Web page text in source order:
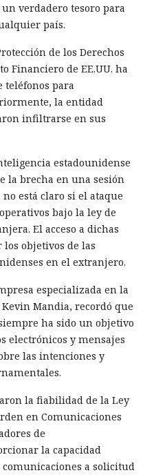
verdadero tesoro para
país.
de los Derechos
Financiero de EE.UU. ha
teléfonos para
la entidad
infiltrarse en sus
estadounidense
la brecha en una sesión
está claro si el ataque
bajo la ley de
El acceso a dichas
objetivos de las
en el extranjero.
especializada en la
Mandia, recordó que
ha sido un objetivo
electrónicos y mensajes
las intenciones y
la fiabilidad de la Ley
en Comunicaciones
de
la capacidad
a solicitud